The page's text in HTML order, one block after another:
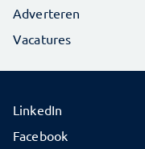
Adverteren
Vacatures
LinkedIn
Facebook